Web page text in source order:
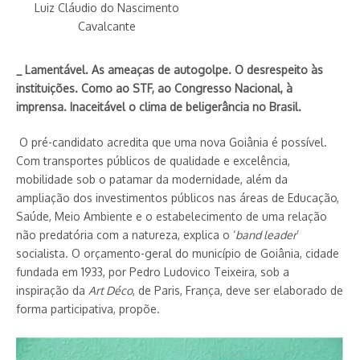
Luiz Cláudio do Nascimento
Cavalcante
_ Lamentável. As ameaças de autogolpe. O desrespeito às
instituições. Como ao STF, ao Congresso Nacional, à
imprensa. Inaceitável o clima de beligerância no Brasil.
O pré-candidato acredita que uma nova Goiânia é possível.
Com transportes públicos de qualidade e excelência,
mobilidade sob o patamar da modernidade, além da
ampliação dos investimentos públicos nas áreas de Educação,
Saúde, Meio Ambiente e o estabelecimento de uma relação
não predatória com a natureza, explica o ‘band leader’
socialista. O orçamento-geral do município de Goiânia, cidade
fundada em 1933, por Pedro Ludovico Teixeira, sob a
inspiração da Art Déco, de Paris, França, deve ser elaborado de
forma participativa, propõe.